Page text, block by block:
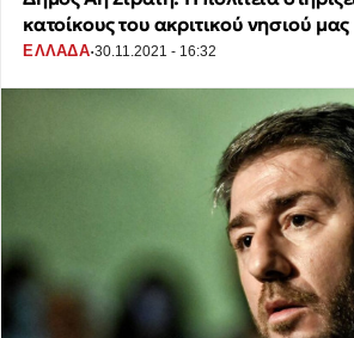
κατοίκους του ακριτικού νησιού μας
ΕΛΛΑΔΑ·30.11.2021 - 16:32